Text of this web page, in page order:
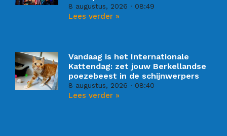
8 augustus, 2026 08:49
Lees verder »
Vandaag is het Internationale
Kattendag: zet jouw Berkellandse
poezebeest in de schijnwerpers
8 augustus, 2026 08:40
Lees verder »